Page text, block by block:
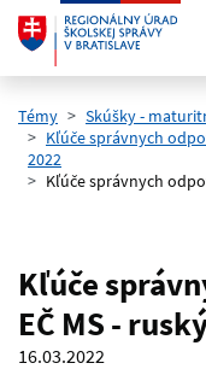
Preskočiť na hlavný
Témy
Skúšky -
Kľúče správnych
2022
Kľúče správnych
Kľúče
EČ MS -
16.03.2022